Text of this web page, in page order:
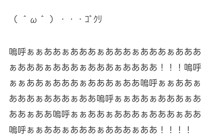
（ ＾ω＾ ）・・・ｺﾞｸﾘ
嗚呼ぁぁああぁあああぁあああぁあああぁあああ
ぁあああぁあああぁあああぁああああ！！！嗚呼
ぁぁああぁあああぁあああぁああ嗚呼ぁぁああぁ
あああぁあああぁああ嗚呼ぁぁああぁあああぁあ
ああぁああ嗚呼ぁぁああぁあああぁあああぁああ
嗚呼ぁぁああぁあああぁあああぁああ！！！！